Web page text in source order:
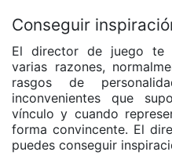
Conseguir
El director de juego te
varias razones,
rasgos de
inconvenientes que
vínculo y cuando
forma convincente. El
puedes conseguir